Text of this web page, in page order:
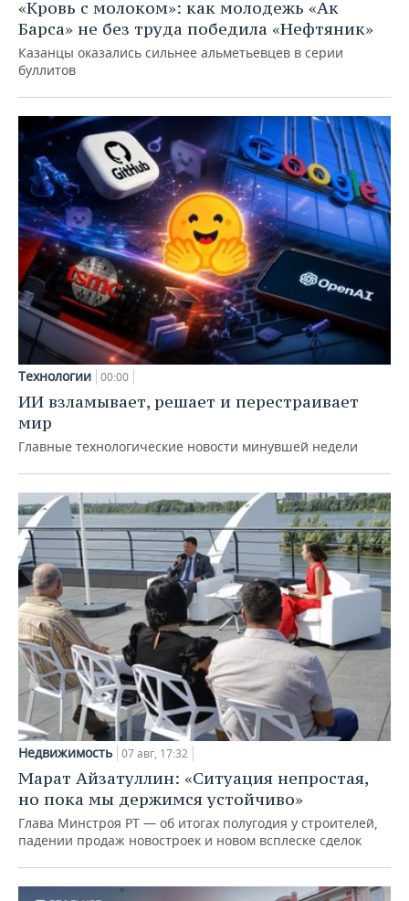
«Кровь с молоком»: как молодежь «Ак
Барса» не без труда победила «Нефтяник»
Казанцы оказались сильнее альметьевцев в серии
буллитов
Технологии 00:00
ИИ взламывает, решает и перестраивает
мир
Главные технологические новости минувшей недели
Недвижимость 07 авг, 17:32
Марат Айзатуллин: «Ситуация непростая,
но пока мы держимся устойчиво»
Глава Минстроя РТ — об итогах полугодия у строителей,
падении продаж новостроек и новом всплеске сделок